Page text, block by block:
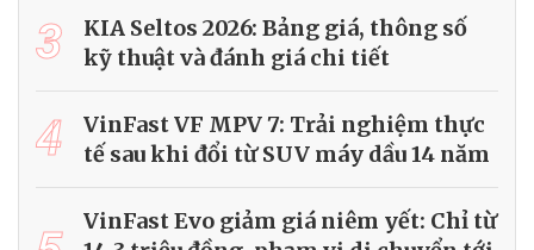
3
KIA Seltos 2026: Bảng giá, thông số
kỹ thuật và đánh giá chi tiết
4
VinFast VF MPV 7: Trải nghiệm thực
tế sau khi đổi từ SUV máy dầu 14 năm
VinFast Evo giảm giá niêm yết: Chỉ từ